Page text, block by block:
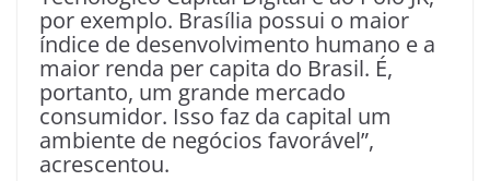
por exemplo. Brasília possui o maior
índice de desenvolvimento humano e a
maior renda per capita do Brasil. É,
portanto, um grande mercado
consumidor. Isso faz da capital um
ambiente de negócios favorável”,
acrescentou.